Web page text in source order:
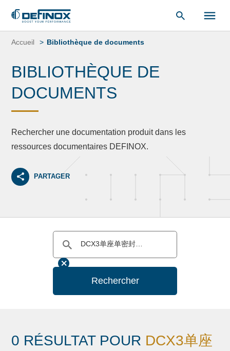
Aller
«Bibliothèque de documents
Accueil Bibliothèque de documents
BIBLIOTHÈQUE DE
DOCUMENTS
Rechercher une documentation produit dans les
ressources documentaires DEFINOX.
PARTAGER
Rechercher
0 RÉSULTAT POUR DCX3单座